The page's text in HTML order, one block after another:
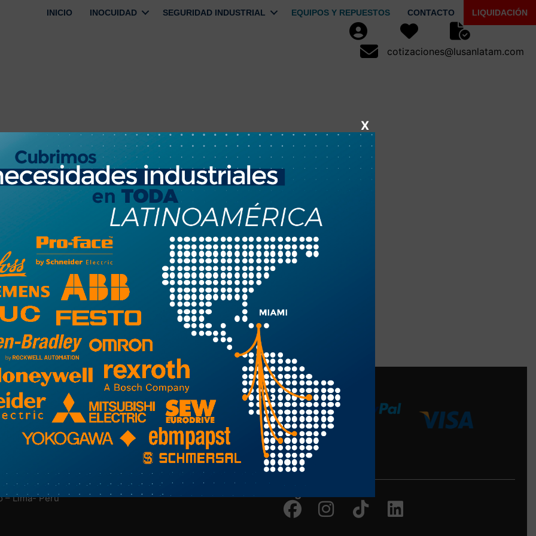
INICIO INOCUIDAD SEGURIDAD INDUSTRIAL EQUIPOS Y REPUESTOS CONTACTO LIQUIDACIÓN
Usuario Favoritos
Seguimiento de
cotizaciones@lusanlatam.com
cotizaciones@lusanlatam.com
NUESTRA EMPRESA
Nosotros
Más Información Aquí
Medios de Pago
– Lima- Perú
FacebookInstagramTiktok Linkedin
X